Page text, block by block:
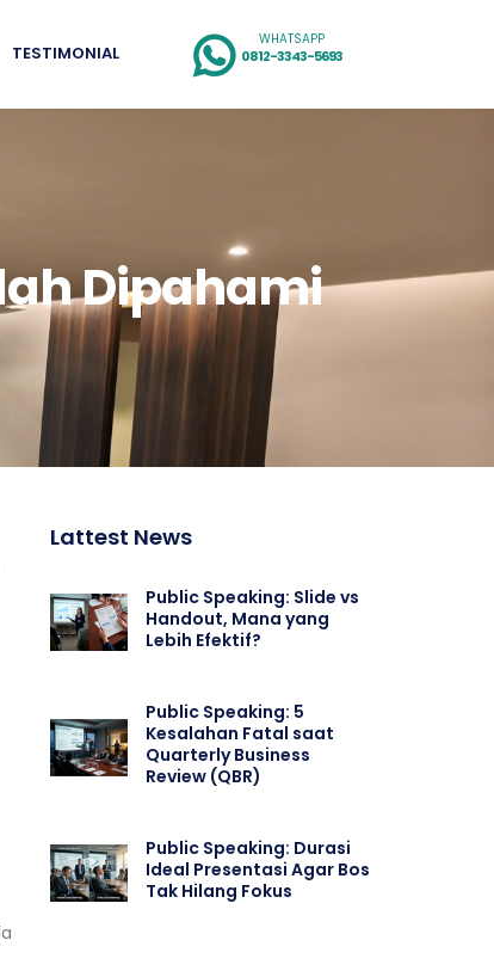
TESTIMONIAL
WHATSAPP
0812-3343-5693
Dipahami
Lattest News
Public Speaking: Slide vs
Handout, Mana yang
Lebih Efektif?
Public Speaking: 5
Kesalahan Fatal saat
Quarterly Business
Review (QBR)
Public Speaking: Durasi
Ideal Presentasi Agar Bos
Tak Hilang Fokus